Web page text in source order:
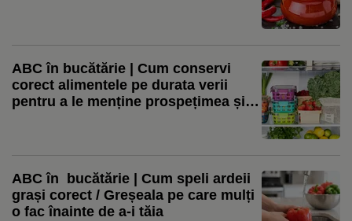
ABC în bucătărie | Cum conservi
corect alimentele pe durata verii
pentru a le menține prospețimea și
ABC în bucătărie | Cum speli ardeii
grași corect / Greșeala pe care mulți
o fac înainte de a-i tăia